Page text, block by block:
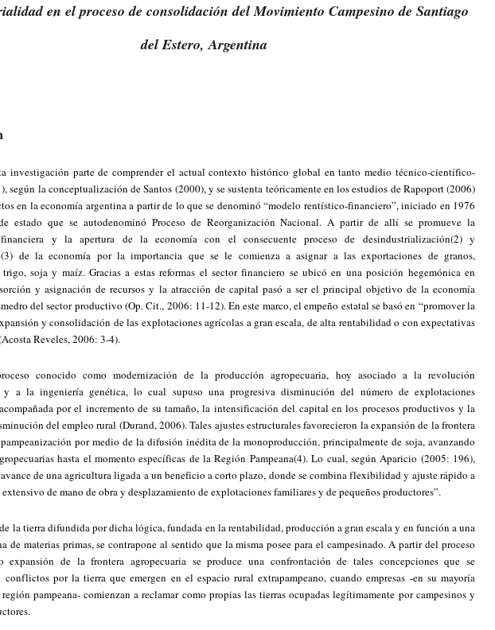
en el proceso de consolidación del Movimiento Campesino de Santiago
del Estero, Argentina
investigación parte de comprender el actual contexto histórico global en tanto medio técnico-científico-
según la conceptualización de Santos (2000), y se sustenta teóricamente en los estudios de Rapoport (2006)
en la economía argentina a partir de lo que se denominó “modelo rentístico-financiero”, iniciado en 1976
estado que se autodenominó Proceso de Reorganización Nacional. A partir de allí se promueve la
financiera y la apertura de la economía con el consecuente proceso de desindustrialización(2) y
de la economía por la importancia que se le comienza a asignar a las exportaciones de granos,
soja y maíz. Gracias a estas reformas el sector financiero se ubicó en una posición hegemónica en
y asignación de recursos y la atracción de capital pasó a ser el principal objetivo de la economía
del sector productivo (Op. Cit., 2006: 11-12). En este marco, el empeño estatal se basó en “promover la
y consolidación de las explotaciones agrícolas a gran escala, de alta rentabilidad o con expectativas
Reveles, 2006: 3-4).
conocido como modernización de la producción agropecuaria, hoy asociado a la revolución
y a la ingeniería genética, lo cual supuso una progresiva disminución del número de explotaciones
por el incremento de su tamaño, la intensificación del capital en los procesos productivos y la
del empleo rural (Durand, 2006). Tales ajustes estructurales favorecieron la expansión de la frontera
por medio de la difusión inédita de la monoproducción, principalmente de soja, avanzando
hasta el momento específicas de la Región Pampeana(4). Lo cual, según Aparicio (2005: 196),
de una agricultura ligada a un beneficio a corto plazo, donde se combina flexibilidad y ajuste rápido a
de mano de obra y desplazamiento de explotaciones familiares y de pequeños productores”.
la tierra difundida por dicha lógica, fundada en la rentabilidad, producción a gran escala y en función a una
de materias primas, se contrapone al sentido que la misma posee para el campesinado. A partir del proceso
expansión de la frontera agropecuaria se produce una confrontación de tales concepciones que se
conflictos por la tierra que emergen en el espacio rural extrapampeano, cuando empresas -en su mayoría
pampeana- comienzan a reclamar como propias las tierras ocupadas legítimamente por campesinos y